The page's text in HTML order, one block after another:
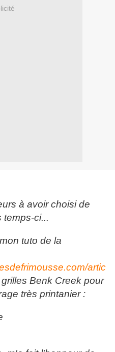
à avoir choisi de
temps-ci...
tuto de la
artic
Benk Creek pour
très printanier :